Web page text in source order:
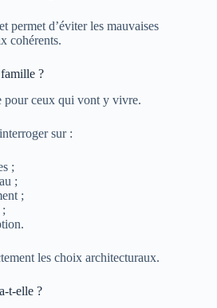
permet d’éviter les mauvaises
cohérents.
?
pour ceux qui vont y vivre.
sur :
;
;
;
les choix architecturaux.
t-elle ?